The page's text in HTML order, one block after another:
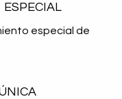
especial de